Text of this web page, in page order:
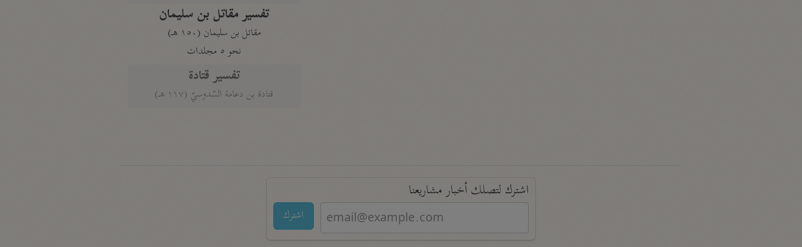
تفسير مقاتل بن سليمان
مقاتل بن سليمان (١٥٠ هـ)
نحو ٥ مجلدات
تفسير قتادة
قتادة بن دعامة السّدوسيّ (١١٧ هـ)
اشترك لتصلك أخبار مشاريعنا
اشترك